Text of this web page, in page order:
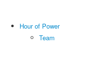
Hour of Power
Team